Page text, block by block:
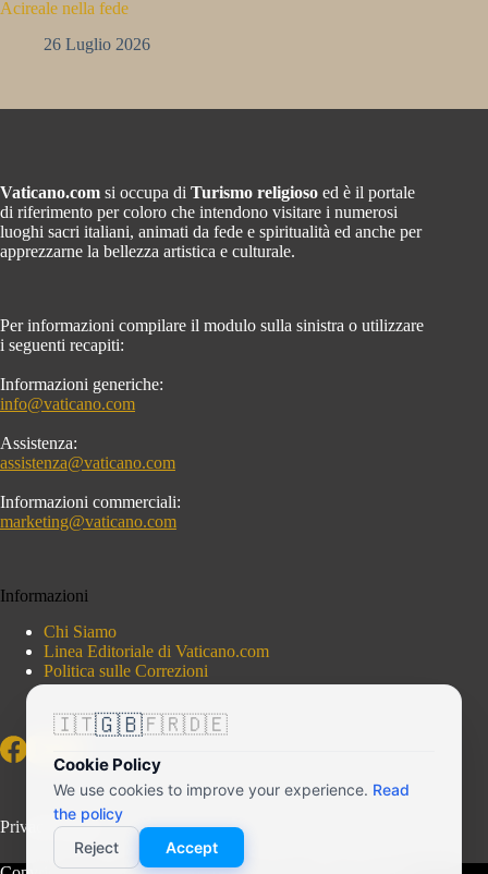
Acireale nella fede
26 Luglio 2026
Vaticano.com si occupa di Turismo religioso ed è il portale
di riferimento per coloro che intendono visitare i numerosi
luoghi sacri italiani, animati da fede e spiritualità ed anche per
apprezzarne la bellezza artistica e culturale.
Per informazioni compilare il modulo sulla sinistra o utilizzare
i seguenti recapiti:
Informazioni generiche:
info@vaticano.com
Assistenza:
assistenza@vaticano.com
Informazioni commerciali:
marketing@vaticano.com
Informazioni
Chi Siamo
Linea Editoriale di Vaticano.com
Politica sulle Correzioni
Privacy Policy
🇮🇹🇬🇧🇫🇷🇩🇪
Cookie Policy
We use cookies to improve your experience. Read
the policy
Reject
Accept